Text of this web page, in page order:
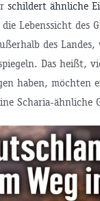
schildert ähnliche
Lebenssicht
des
Das heißt,
haben, möchten
Scharia-ähnliche